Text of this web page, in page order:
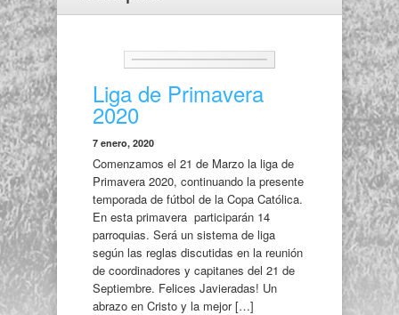
Liga de Primavera
2020
7 enero, 2020
Comenzamos el 21 de Marzo la liga de
Primavera 2020, continuando la presente
temporada de fútbol de la Copa Católica.
En esta primavera participarán 14
parroquias. Será un sistema de liga
según las reglas discutidas en la reunión
de coordinadores y capitanes del 21 de
Septiembre. Felices Javieradas! Un
abrazo en Cristo y la mejor […]